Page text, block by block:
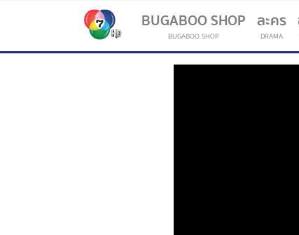
BUGABOO SHOP
BUGABOO SHOP
ละคร
DRAMA